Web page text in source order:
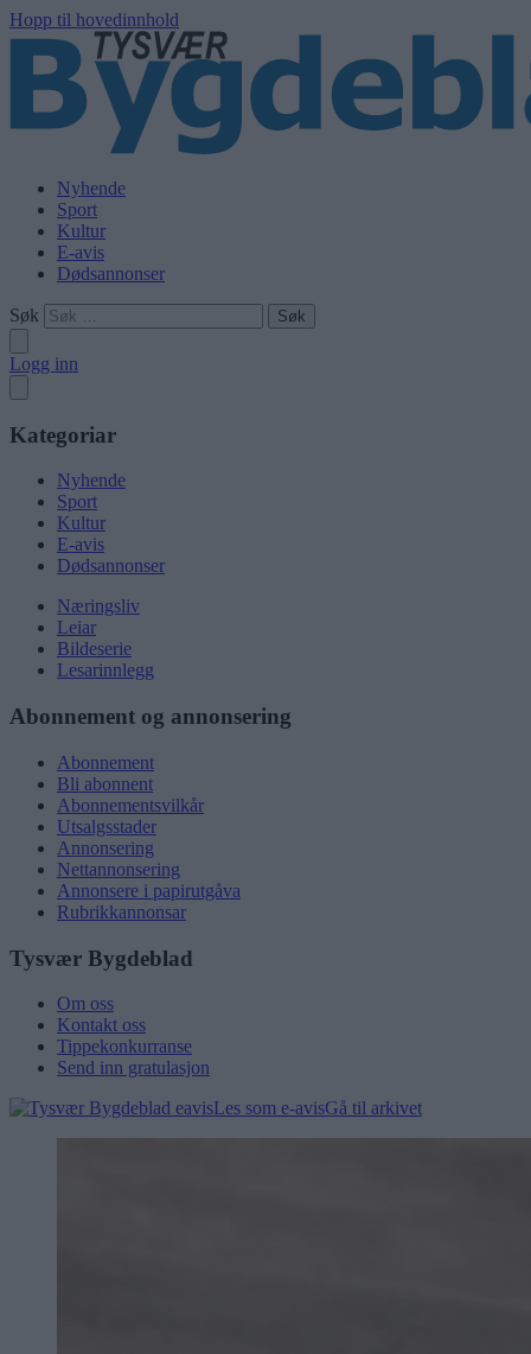
Hopp til hovedinnhold
Nyhende
Sport
Kultur
E-avis
Dødsannonser
Søk
Logg inn
Kategoriar
Nyhende
Sport
Kultur
E-avis
Dødsannonser
Næringsliv
Leiar
Bildeserie
Lesarinnlegg
Abonnement og annonsering
Abonnement
Bli abonnent
Abonnementsvilkår
Utsalgsstader
Annonsering
Nettannonsering
Annonsere i papirutgåva
Rubrikkannonsar
Tysvær Bygdeblad
Om oss
Kontakt oss
Tippekonkurranse
Send inn gratulasjon
Les som e-avisGå til arkivet